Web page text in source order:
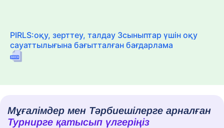
PIRLS:оқу, зерттеу, талдау 3сыныптар үшін оқу
сауаттылығына бағытталған бағдарлама
Мұғалімдер мен Тәрбиешілерге арналған
Турнирге қатысып үлгеріңіз